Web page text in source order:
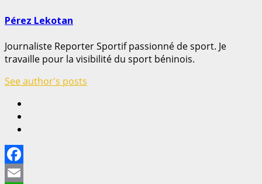
Pérez Lekotan
Journaliste Reporter Sportif passionné de sport. Je
travaille pour la visibilité du sport béninois.
See author's posts
Facebook